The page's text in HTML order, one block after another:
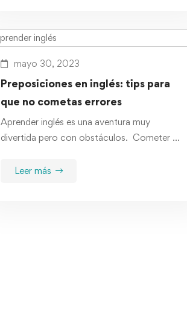
mayo 30, 2023
Preposiciones en inglés: tips para
que no cometas errores
Aprender inglés es una aventura muy
divertida pero con obstáculos. Cometer …
Leer más